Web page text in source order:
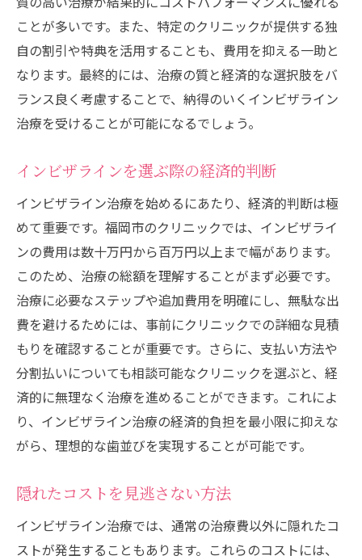
ことが多いです。また、特定のクリニックが提供する独
自の割引や特典を活用することも、費用を抑える一助と
なります。最終的には、治療の質と経済的な選択肢をバ
ランス良く考慮することで、納得のいくインビザライン
治療を受けることが可能になるでしょう。
インビザラインを選ぶ際の経済的判断
インビザライン治療を始めるにあたり、経済的判断は極
めて重要です。福岡市のクリニックでは、インビザライ
ンの費用は数十万円から百万円以上まで幅があります。
このため、治療の総額を理解することがまず必要です。
治療に必要なステップや追加費用を明確にし、無駄な出
費を避けるためには、事前にクリニックでの詳細な見積
もりを確認することが重要です。さらに、支払い方法や
分割払いについても相談可能なクリニックを選ぶと、経
済的に無理なく治療を進めることができます。これによ
り、インビザライン治療の経済的負担を最小限に抑えな
がら、理想的な歯並びを実現することが可能です。
隠れたコストを見逃さない方法
インビザライン治療では、通常の治療費以外に隠れたコ
ストが発生することもあります。これらのコストには、